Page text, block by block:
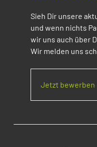
Sieh Dir unsere
und wenn nichts
wir uns auch über
Wir melden uns
Jetzt bewerben